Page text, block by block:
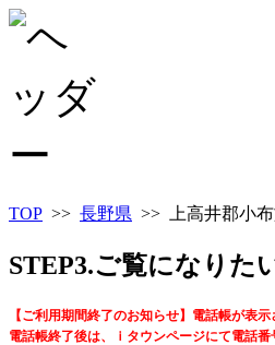
TOP >> 長野県 >> 上高井郡小
STEP3.ご覧になりた
【ご利用期間終了のお知らせ】電話帳が表
電話帳終了後は、ｉタウンページにて電話番